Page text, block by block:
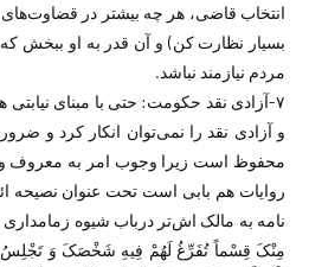
انتخاب قاضی، هر چه بیشتر در قضاوت‌های
بسیار نظارت کن) و آن قدر به او ببخش که
مردم نیازمند نباشد.
۷-آزادی نقد حکومت: حتی با مبنای
و آزادی نقد را نمی‌توان انکار کرد و
محفوظ است زیرا وجوب امر به معروف و
روایات هم بابی است تحت عنوان نصیحه
نامه به مالک اش‌تر درباب شیوه
مِنْکَ قِسْماً تُفَرِّغُ لَهُمْ فِیهِ شَخْصَکَ وَ تَجْلِسُ